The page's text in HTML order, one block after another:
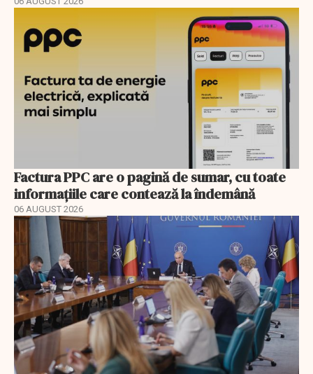
Factura PPC are o pagină de sumar, cu toate
informațiile care contează la îndemână
06 AUGUST 2026